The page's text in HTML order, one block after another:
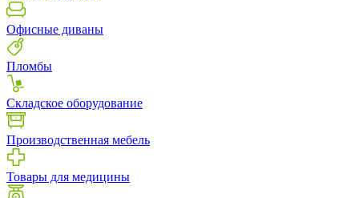
Офисные диваны
Пломбы
Складское оборудование
Производственная мебель
Товары для медицины